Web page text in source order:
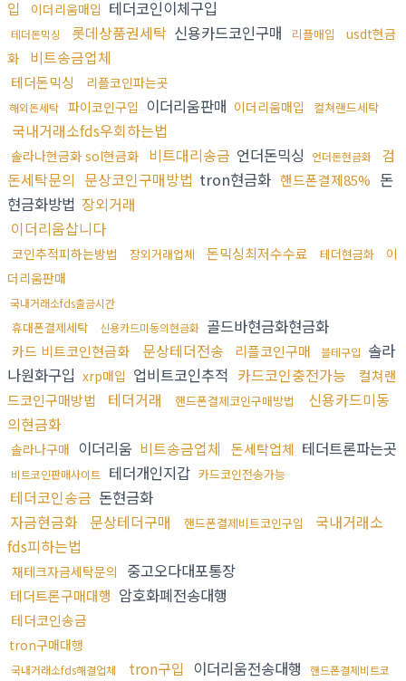
입
이더리움매입 테더코인이체구입
테더돈믹싱 롯데상품권세탁 신용카드코인구매 리플매입
usdt현금
화
비트송금업체
테더돈믹싱 리플코인파는곳
해외돈세탁 파이코인구입 이더리움판매 이더리움매입 컬쳐랜드세탁
국내거래소fds우회하는법
솔라나현금화 sol현금화 비트대리송금 언더돈믹싱 언더돈현금화
검
돈세탁문의 문상코인구매방법 tron현금화 핸드폰결제85% 돈
현금화방법 장외거래
이더리움삽니다
코인추적피하는방법 장외거래업체 돈믹싱최저수수료 테더현금화
이
더리움판매
국내거래소fds출금시간
휴대폰결제세탁 신용카드미동의현금화 골드바현금화현금화
카드 비트코인현금화 문상테더전송 리플코인구매 블테구입 솔라
나원화구입 xrp매입 업비트코인추적 카드코인충전가능
컬쳐랜
드코인구매방법
테더거래 핸드폰결제코인구매방법
신용카드미동
의현금화
솔라나구매 이더리움 비트송금업체 돈세탁업체 테더트론파는곳
비트코인판매사이트 테더개인지갑 카드코인전송가능
테더코인송금 돈현금화
자금현금화 문상테더구매 핸드폰결제비트코인구입
국내거래소
fds피하는법
재테크자금세탁문의 중고오다대포통장
테더트론구매대행 암호화폐전송대행
테더코인송금
tron구매대행
국내거래소fds해결업체 tron구입 이더리움전송대행
핸드폰결제비트코